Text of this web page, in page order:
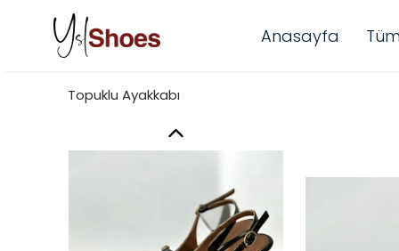
Anasayfa
Topuklu Ayakkabı